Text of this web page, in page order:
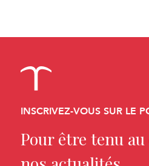
INSCRIVEZ-VOUS SUR LE
Pour être tenu